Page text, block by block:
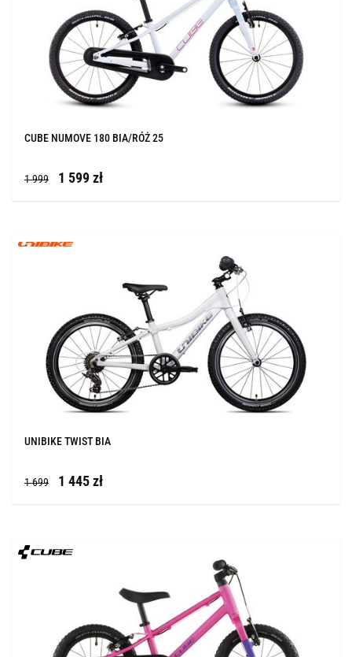
CUBE NUMOVE 180 BIA/RÓŻ 25
1 999 1 599 zł
UNIBIKE TWIST BIA
1 699 1 445 zł